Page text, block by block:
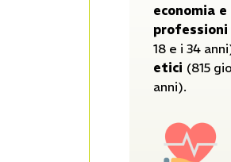
economia
professioni
18 e i 34
etici (815
anni).